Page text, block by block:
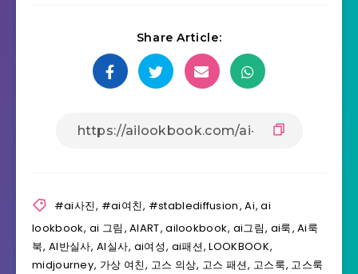
Share Article:
#ai사진, #ai여친, #stablediffusion,Ai,ai
lookbook,ai 그림 ,AIART,ailookbook, ai그림, ai룩,Ai룩
북, AI반실사,AI실사, ai여성, ai패션,LOOKBOOK,
midjourney, 가상 여친, 고스 의상, 고스 패션, 고스룩, 고스룩